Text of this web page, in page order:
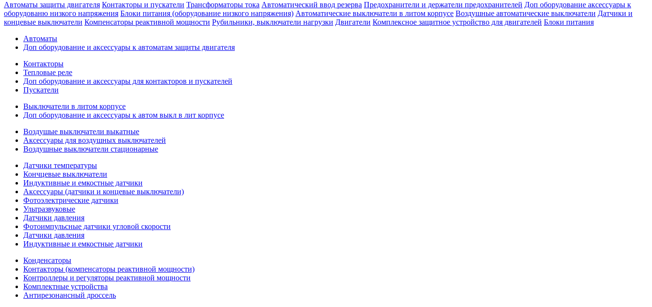
Автоматы защиты двигателя Контакторы и пускатели Трансформаторы тока Автоматический ввод резерва Предохранители и держатели предохранителей Доп оборудование аксессуары к
оборудованю низкого напряжения Блоки питания (оборудование низкого напряжения) Автоматические выключатели в литом корпусе Воздушные автоматические выключатели Датчики и
концевые выключатели Компенсаторы реактивной мощности Рубильники, выключатели нагрузки Двигатели Комплексное защитное устройство для двигателей Блоки питания
Автоматы
Доп оборудование и аксессуары к автоматам защиты двигателя
Контакторы
Тепловые реле
Доп оборудование и аксессуары для контакторов и пускателей
Пускатели
Выключатели в литом корпусе
Доп оборудование и аксессуары к автом выкл в лит корпусе
Воздушые выключатели выкатные
Аксессуары для воздушных выключателей
Воздушные выключатели стационарные
Датчики температуры
Кончцевые выключатели
Индуктивные и емкостные датчики
Аксессуары (датчики и концевые выключатели)
Фотоэлектрические датчики
Ультразвуковые
Датчики давления
Фотоимпульсные датчики угловой скорости
Датчики давления
Индуктивные и емкостные датчики
Конденсаторы
Контакторы (компенсаторы реактивной мощности)
Контроллеры и регуляторы реактивной мощности
Комплектные устройства
Антирезонансный дроссель